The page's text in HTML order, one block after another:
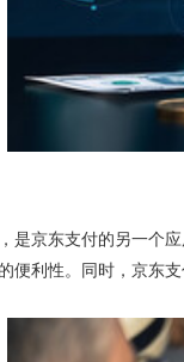
是京东支付的另一个
便利性。同时，京东